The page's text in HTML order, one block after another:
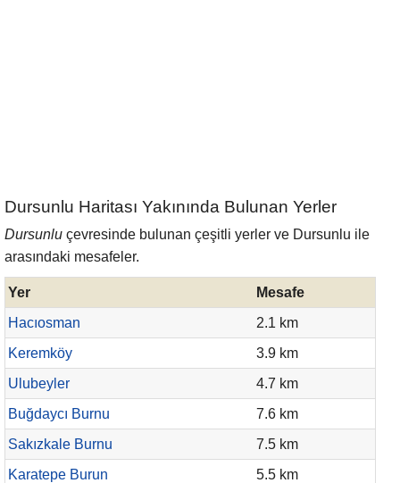
Dursunlu Haritası Yakınında Bulunan Yerler
Dursunlu çevresinde bulunan çeşitli yerler ve Dursunlu ile
arasındaki mesafeler.
Yer
Mesafe
Hacıosman
2.1 km
Keremköy
3.9 km
Ulubeyler
4.7 km
Buğdaycı Burnu
7.6 km
Sakızkale Burnu
7.5 km
Karatepe Burun
5.5 km